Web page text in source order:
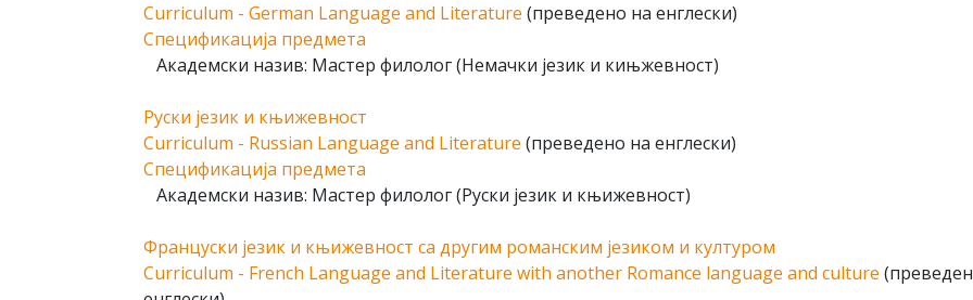
Curriculum - German Language and Literature (преведено на енглески)
Спецификација предмета
Академски назив: Мастер филолог (Немачки језик и кињжевност)
Руски језик и књижевност
Curriculum - Russian Language and Literature (преведено на енглески)
Спецификација предмета
Академски назив: Мастер филолог (Руски језик и књижевност)
Француски језик и књижевност са другим романским језиком и културом
Curriculum - French Language and Literature with another Romance language and culture